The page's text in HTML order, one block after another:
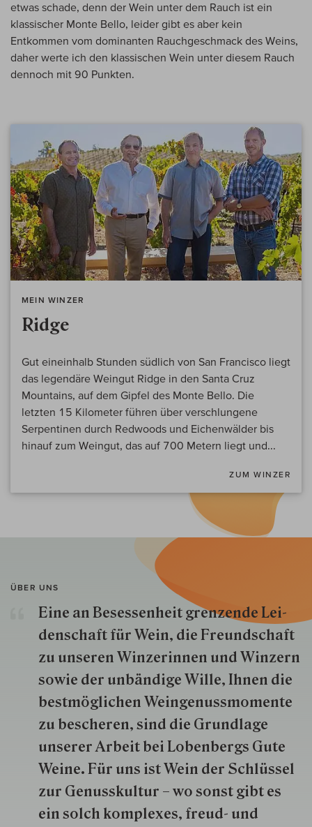
etwas schade, denn der Wein unter dem Rauch ist ein
klassischer Monte Bello, leider gibt es aber kein
Entkommen vom dominanten Rauchgeschmack des Weins,
daher werte ich den klassischen Wein unter diesem Rauch
dennoch mit 90 Punkten.
MEIN WINZER
Ridge
Gut eineinhalb Stunden südlich von San Francisco liegt
das legendäre Weingut Ridge in den Santa Cruz
Mountains, auf dem Gipfel des Monte Bello. Die
letzten 15 Kilometer führen über verschlungene
Serpentinen durch Redwoods und Eichenwälder bis
hinauf zum Weingut, das auf 700 Metern liegt und...
ZUM WINZER
ÜBER UNS
Eine an Besessenheit gren­zende Lei­
den­schaft für Wein, die Freund­schaft
zu unseren Win­zer­innen und Win­zern
so­wie der un­bän­dige Wille, Ihnen die
best­mög­lich­en Wein­genuss­momente
zu besche­ren, sind die Grund­lage
unserer Arbeit bei Lobenbergs Gute
Weine. Für uns ist Wein der Schlüs­sel
zur Genuss­kultur – wo sonst gibt es
ein solch kom­plexes, freud- und